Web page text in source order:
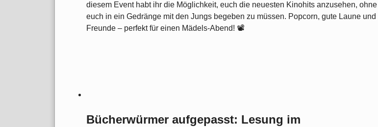
diesem Event habt ihr die Möglichkeit, euch die neuesten Kinohits anzusehen, ohne
euch in ein Gedränge mit den Jungs begeben zu müssen. Popcorn, gute Laune und
Freunde – perfekt für einen Mädels-Abend! 📽️
Bücherwürmer aufgepasst: Lesung im